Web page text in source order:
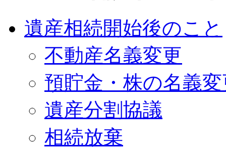
遺産相続開始後のこと
不動産名義変更
預貯金・株の名義
遺産分割協議
相続放棄